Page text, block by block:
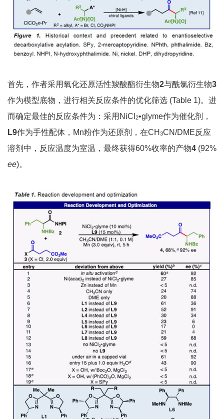
首先，作者采用氧化还原活性羧酸酯衍生物2与酰氯衍生物3
作为模型底物，进行相关反应条件的优化筛选 (Table 1)。进
而确定最佳的反应条件为：采用NiCl 2•glyme作为催化剂，
L9作为手性配体，Mn粉作为还原剂，在CH 3CN/DME反应
溶剂中，反应温度为室温，最终获得60%收率的产物4 (92%
ee)。